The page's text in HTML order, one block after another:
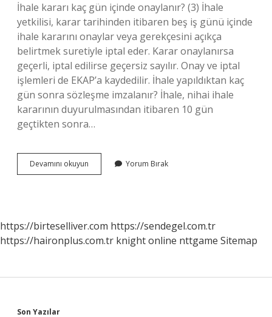
İhale kararı kaç gün içinde onaylanır? (3) İhale
yetkilisi, karar tarihinden itibaren beş iş günü içinde
ihale kararını onaylar veya gerekçesini açıkça
belirtmek suretiyle iptal eder. Karar onaylanırsa
geçerli, iptal edilirse geçersiz sayılır. Onay ve iptal
işlemleri de EKAP’a kaydedilir. İhale yapıldıktan kaç
gün sonra sözleşme imzalanır? İhale, nihai ihale
kararının duyurulmasından itibaren 10 gün
geçtikten sonra…
Devamını okuyun
Kararı
Yorum Bırak
https://birteselliver.com https://sendegel.com.tr
https://haironplus.com.tr knight online nttgame Sitemap
Son Yazılar